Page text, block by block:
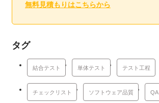
無料見積もりはこちらから
タグ
結合テスト 単体テスト テスト工程
チェックリスト ソフトウェア品質 QA